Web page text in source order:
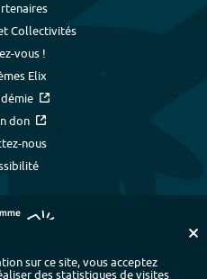
Collectivités
vous !
Elix
don
nous
sur ce site, vous acceptez
des statistiques de visites